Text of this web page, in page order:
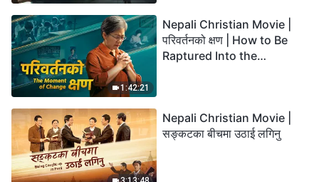
1:42:21
Nepali Christian Movie |
परिवर्तनको क्षण | How to Be
Raptured Into the
Nepali Christian Movie |
सङ्कटका बीचमा उठाई लगिनु